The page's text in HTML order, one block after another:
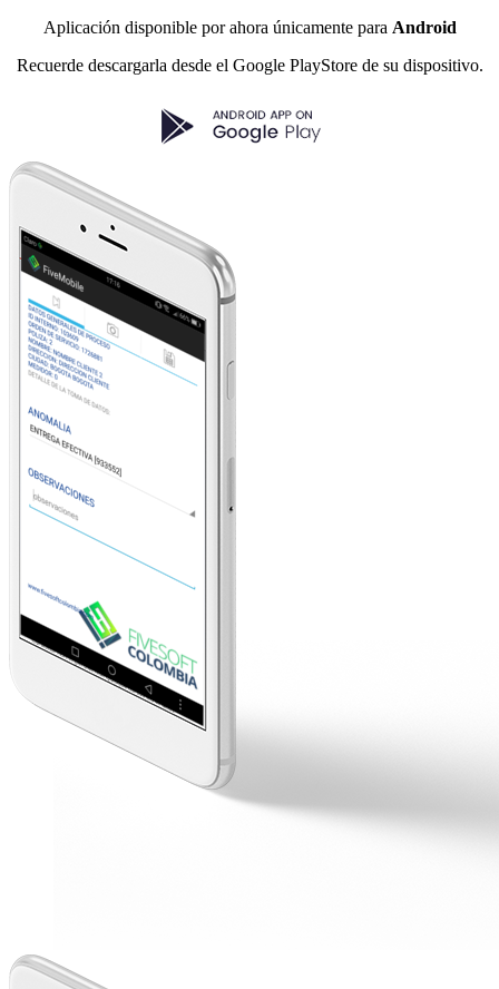
Aplicación disponible por ahora únicamente para Android
Recuerde descargarla desde el Google PlayStore de su dispositivo.